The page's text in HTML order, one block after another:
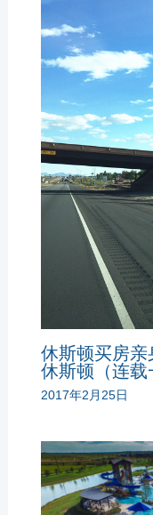
休斯顿买房亲
休斯顿（连载
2017年2月25日